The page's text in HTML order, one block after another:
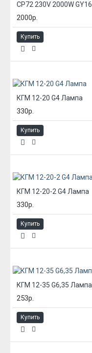
2000р.
Купить
КГМ 12-20 G4 Лампа
330р.
Купить
КГМ 12-20-2 G4 Лампа
330р.
Купить
КГМ 12-35 G6,35 Лампа
253р.
Купить